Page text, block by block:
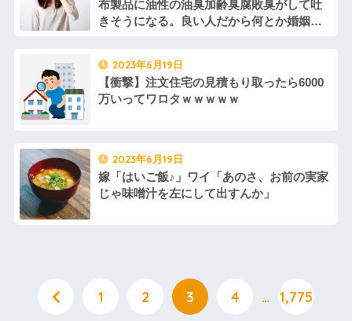
布製品に油性の油臭加齢臭腐敗臭がして吐
きそうになる。良い人だから何とか婚姻関
2023年6月19日
【衝撃】注文住宅の見積もり取ったら6000
万いってワロタｗｗｗｗｗ
2023年6月19日
嫁「はいご飯♪」ワイ「あのさ、お前の実家
じゃ味噌汁を左にして出すんか」
1 2 3 4 … 1,775